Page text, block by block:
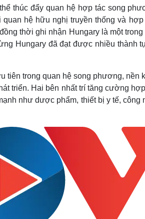
thúc đẩy quan hệ hợp tác song
hệ hữu nghị truyền thống và
thời ghi nhận Hungary là một
Hungary đã đạt được nhiều thành
tiên trong quan hệ song phương, nền
triển. Hai bên nhất trí tăng cường
như dược phẩm, thiết bị y tế, công